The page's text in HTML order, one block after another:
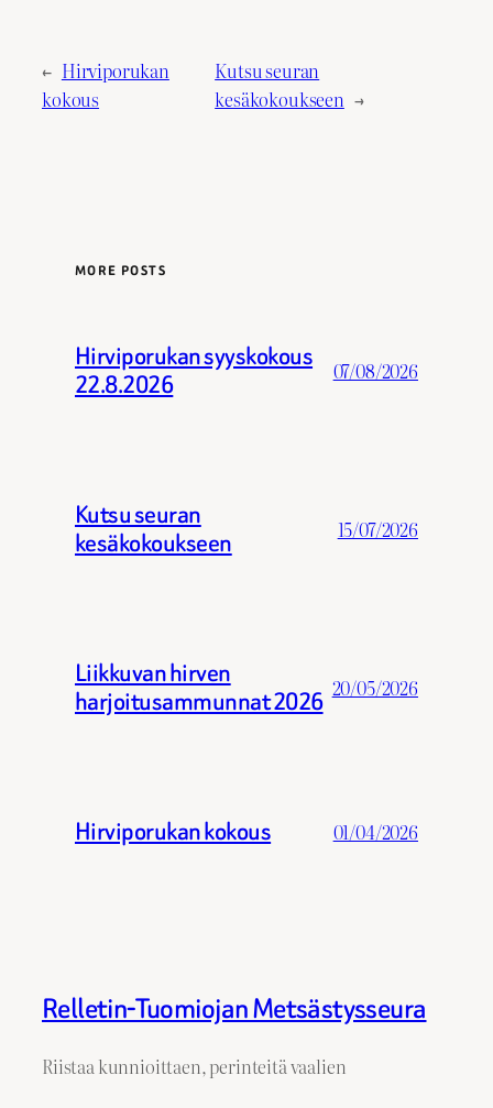
← Hirviporukan
kokous
Kutsu seuran
kesäkokoukseen →
MORE POSTS
Hirviporukan syyskokous
22.8.2026
07/08/2026
Kutsu seuran
kesäkokoukseen
15/07/2026
Liikkuvan hirven
harjoitusammunnat 2026 20/05/2026
Hirviporukan kokous 01/04/2026
Relletin-Tuomiojan Metsästysseura
Riistaa kunnioittaen, perinteitä vaalien